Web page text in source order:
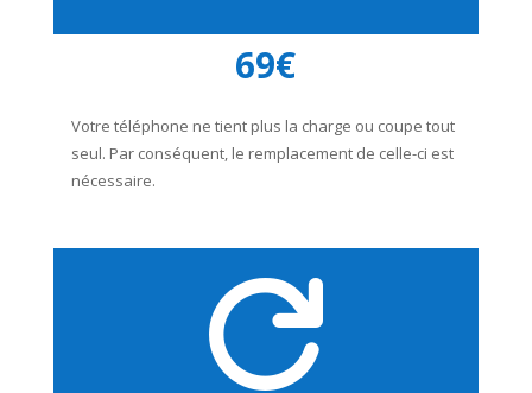
69€
Votre téléphone ne tient plus la charge ou coupe tout
seul. Par conséquent, le remplacement de celle-ci est
nécessaire.
